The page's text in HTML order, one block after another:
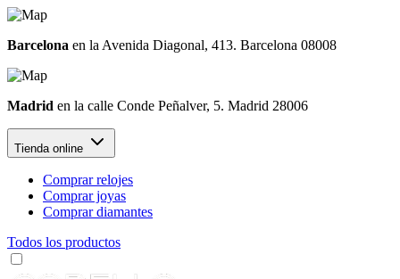
Barcelona en la Avenida Diagonal, 413. Barcelona 08008
Madrid en la calle Conde Peñalver, 5. Madrid 28006
Tienda online
Comprar relojes
Comprar joyas
Comprar diamantes
Todos los productos